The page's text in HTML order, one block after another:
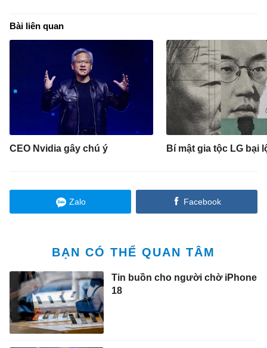
Bài liên quan
CEO Nvidia gây chú ý Bí mật gia tộc LG bại
Zalo Facebook
BẠN CÓ THỂ QUAN TÂM
Tin buồn cho người chờ iPhone
18